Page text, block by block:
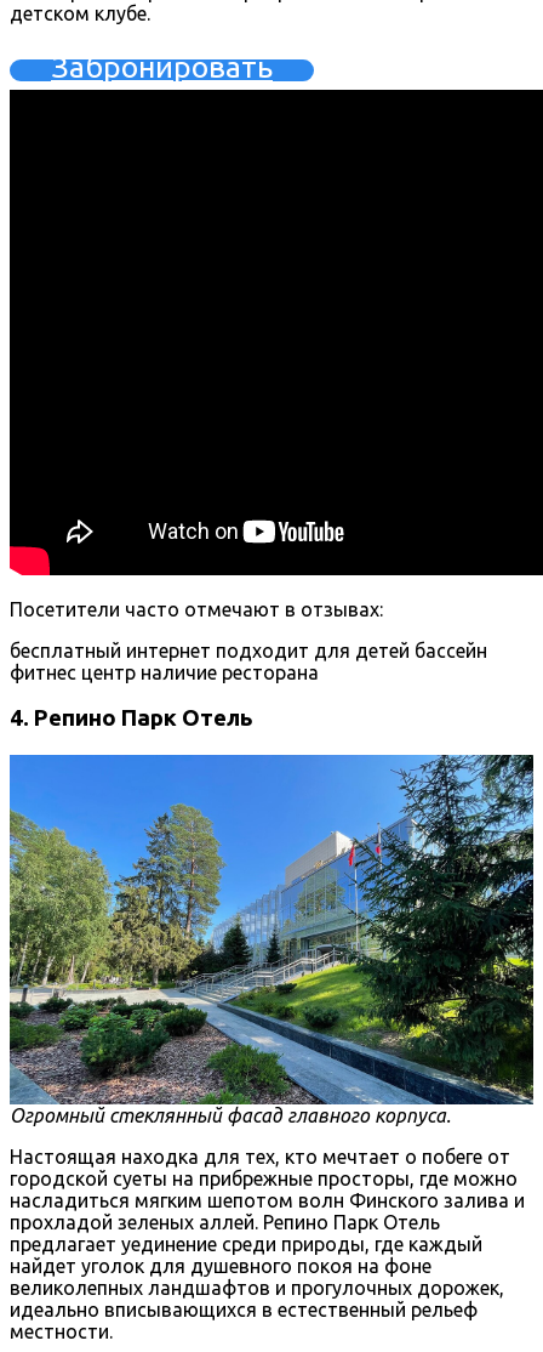
детском клубе.
Забронировать
Посетители часто отмечают в отзывах:
бесплатный интернет подходит для детей бассейн
фитнес центр наличие ресторана
4. Репино Парк Отель
Огромный стеклянный фасад главного корпуса.
Настоящая находка для тех, кто мечтает о побеге от
городской суеты на прибрежные просторы, где можно
насладиться мягким шепотом волн Финского залива и
прохладой зеленых аллей. Репино Парк Отель
предлагает уединение среди природы, где каждый
найдет уголок для душевного покоя на фоне
великолепных ландшафтов и прогулочных дорожек,
идеально вписывающихся в естественный рельеф
местности.